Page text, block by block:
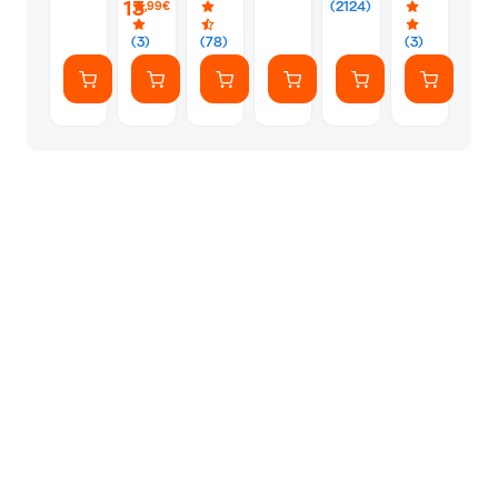
(3)
13,99€
(78)
(2124)
(7
(3)